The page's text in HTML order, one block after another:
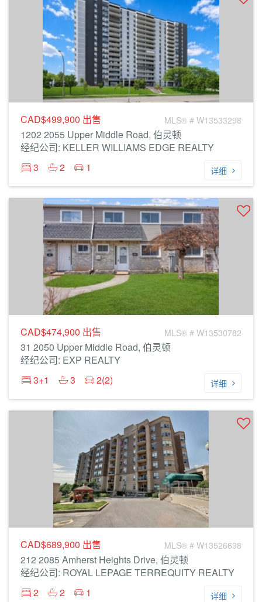
CAD$499,900 出售 MLS® # W13533298
1202 2055 Upper Middle Road, 伯灵顿
经纪公司: KELLER WILLIAMS EDGE REALTY
3
2 1 详细
CAD$474,900 出售 MLS® # W13530782
31 2050 Upper Middle Road, 伯灵顿
经纪公司: EXP REALTY
3+1
3 2(2) 详细
CAD$689,900 出售 MLS® # W13526698
212 2085 Amherst Heights Drive, 伯灵顿
经纪公司: ROYAL LEPAGE TERREQUITY REALTY
2
2 1 详细